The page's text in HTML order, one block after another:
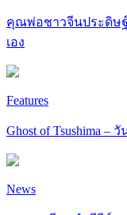
คุณพ่อชาวจีนประดิษฐ์
เอง
Features
Ghost of Tsushima –
News